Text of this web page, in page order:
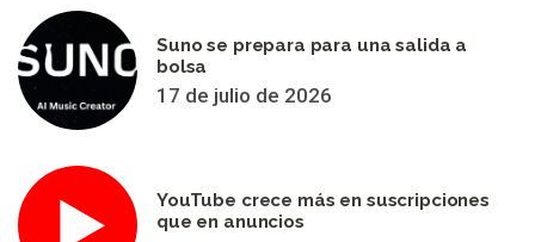
Suno se prepara para una salida a
bolsa
17 de julio de 2026
YouTube crece más en suscripciones
que en anuncios